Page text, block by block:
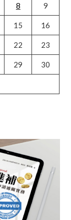
8 9
15 16
22 23
29 30